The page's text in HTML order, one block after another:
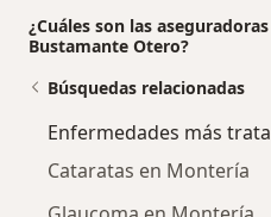
¿Cuáles son las
Bustamante Otero?
Búsquedas relacionadas
Enfermedades más
Cataratas en Montería